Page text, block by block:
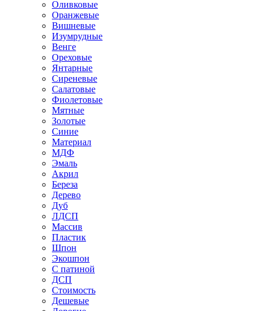
Оливковые
Оранжевые
Вишневые
Изумрудные
Венге
Ореховые
Янтарные
Сиреневые
Салатовые
Фиолетовые
Мятные
Золотые
Синие
Материал
МДФ
Эмаль
Акрил
Береза
Дерево
Дуб
ЛДСП
Массив
Пластик
Шпон
Экошпон
С патиной
ДСП
Стоимость
Дешевые